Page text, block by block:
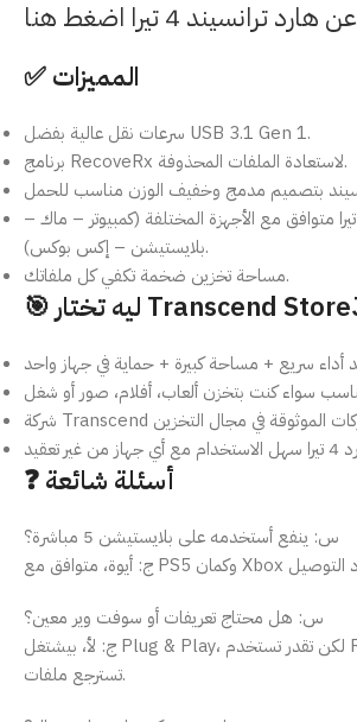
✅ المميزات
سرعات نقل عالية بفضل USB 3.1 Gen 1.
برنامج RecoveRx لاستعادة الملفات المحذوفة.
هارد ترانسيند 4 تيرا متوافق مع الأجهزة المختلفة (كمبيوتر – ماك –
بلايستيشن – إكس بوكس).
مساحة تخزين ضخمة تكفي كل ملفاتك.
❓ أسئلة شائعة
س: ينفع أستخدمه على بلايستيشن 5 مباشرة؟
س: هل محتاج تعريفات أو سوفت وير معين؟
ج: لأ، بيشتغل Plug & Play، لكن تقدر تستخدم RecoveRx لو عايز
تسترجع ملفات.